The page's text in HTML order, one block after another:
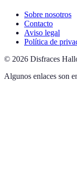
Sobre nosotros
Contacto
Aviso legal
Política de
© 2026 Disfraces
Algunos enlaces son